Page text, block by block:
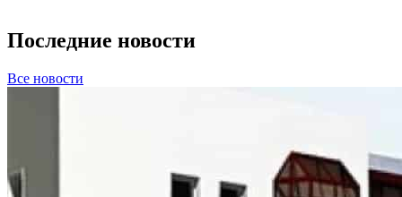
Последние новости
Все новости